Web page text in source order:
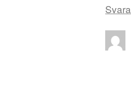
Svara